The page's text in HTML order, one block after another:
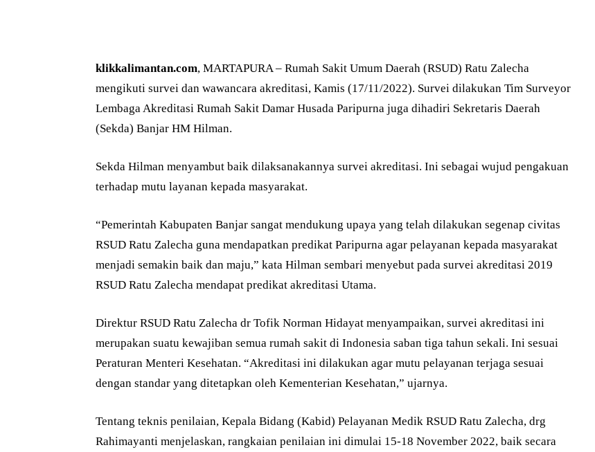
klikkalimantan.com, MARTAPURA – Rumah Sakit Umum Daerah (RSUD) Ratu Zalecha
mengikuti survei dan wawancara akreditasi, Kamis (17/11/2022). Survei dilakukan Tim Surveyor
Lembaga Akreditasi Rumah Sakit Damar Husada Paripurna juga dihadiri Sekretaris Daerah
(Sekda) Banjar HM Hilman.
Sekda Hilman menyambut baik dilaksanakannya survei akreditasi. Ini sebagai wujud pengakuan
terhadap mutu layanan kepada masyarakat.
“Pemerintah Kabupaten Banjar sangat mendukung upaya yang telah dilakukan segenap civitas
RSUD Ratu Zalecha guna mendapatkan predikat Paripurna agar pelayanan kepada masyarakat
menjadi semakin baik dan maju,” kata Hilman sembari menyebut pada survei akreditasi 2019
RSUD Ratu Zalecha mendapat predikat akreditasi Utama.
Direktur RSUD Ratu Zalecha dr Tofik Norman Hidayat menyampaikan, survei akreditasi ini
merupakan suatu kewajiban semua rumah sakit di Indonesia saban tiga tahun sekali. Ini sesuai
Peraturan Menteri Kesehatan. “Akreditasi ini dilakukan agar mutu pelayanan terjaga sesuai
dengan standar yang ditetapkan oleh Kementerian Kesehatan,” ujarnya.
Tentang teknis penilaian, Kepala Bidang (Kabid) Pelayanan Medik RSUD Ratu Zalecha, drg
Rahimayanti menjelaskan, rangkaian penilaian ini dimulai 15-18 November 2022, baik secara